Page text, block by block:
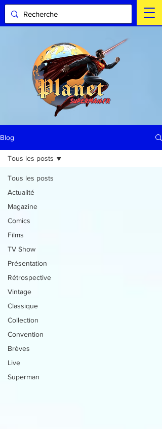
Blog
Tous les posts
Actualité
Magazine
Comics
Films
TV Show
Présentation
Rétrospective
Vintage
Classique
Collection
Convention
Brèves
Live
Superman
Tous les posts